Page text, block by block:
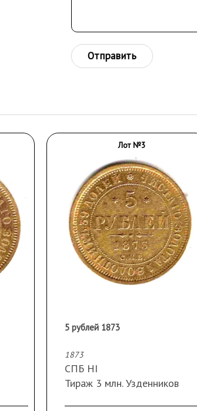
Отправить
Лот №3
5 рублей 1873
1873
СПБ НI
Тираж 3 млн. Узденников